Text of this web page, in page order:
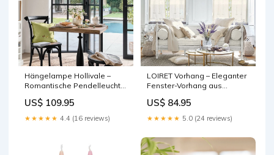
Hängelampe Hollivale –
Romantische Pendelleuchte
US$ 109.95
★★★★★ 4.4 (16 reviews)
LOIRET Vorhang – Eleganter
Fenster-Vorhang aus
natürlichem Charme
Microscopes
US$ 84.95
★★★★★ 5.0 (24 reviews)